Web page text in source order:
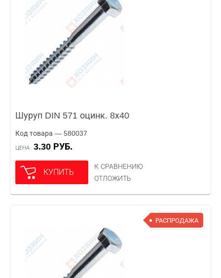
Шуруп DIN 571 оцинк. 8х40
Код товара — 580037
ЦЕНА 3.30 РУБ.
КУПИТЬ
К СРАВНЕНИЮ
ОТЛОЖИТЬ
РАСПРОДАЖА